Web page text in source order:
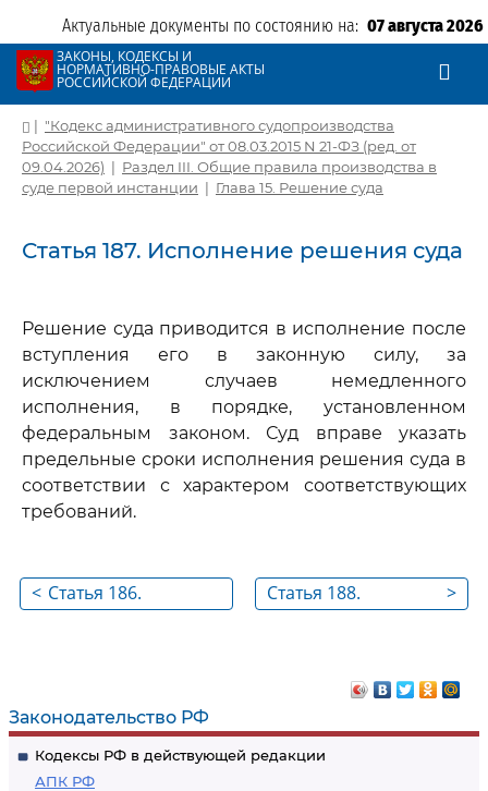
Актуальные документы по состоянию на: 07 августа 2026
ЗАКОНЫ, КОДЕКСЫ И
НОРМАТИВНО-ПРАВОВЫЕ АКТЫ
РОССИЙСКОЙ ФЕДЕРАЦИИ
Законодательство РФ
Кодексы РФ в действующей редакции
АПК РФ
| "Кодекс административного судопроизводства
Российской Федерации" от 08.03.2015 N 21-ФЗ (ред. от
09.04.2026) | Раздел III. Общие правила производства в
суде первой инстанции | Глава 15. Решение суда
Статья 187. Исполнение решения суда
Решение суда приводится в исполнение после
вступления его в законную силу, за
исключением случаев немедленного
исполнения, в порядке, установленном
федеральным законом. Суд вправе указать
предельные сроки исполнения решения суда в
соответствии с характером соответствующих
требований.
< Статья 186.
>
Статья 188.
решения суда